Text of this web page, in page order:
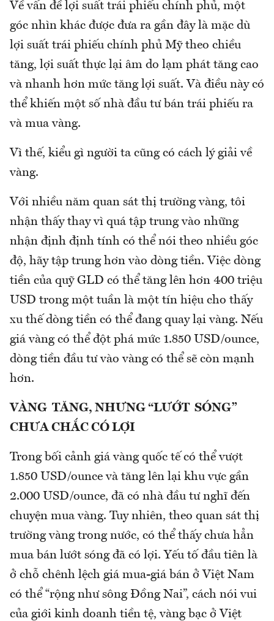
Về vấn đề lợi suất trái phiếu chính phủ, một
góc nhìn khác được đưa ra gần đây là mặc dù
lợi suất trái phiếu chính phủ Mỹ theo chiều
tăng, lợi suất thực lại âm do lạm phát tăng cao
và nhanh hơn mức tăng lợi suất. Và điều này có
thể khiến một số nhà đầu tư bán trái phiếu ra
và mua vàng.
Vì thế, kiểu gì người ta cũng có cách lý giải về
vàng.
Với nhiều năm quan sát thị trường vàng, tôi
nhận thấy thay vì quá tập trung vào những
nhận định định tính có thể nói theo nhiều góc
độ, hãy tập trung hơn vào dòng tiền. Việc dòng
tiền của quỹ GLD có thể tăng lên hơn 400 triệu
USD trong một tuần là một tín hiệu cho thấy
xu thế dòng tiền có thể đang quay lại vàng. Nếu
giá vàng có thể đột phá mức 1.850 USD/ounce,
dòng tiền đầu tư vào vàng có thể sẽ còn mạnh
hơn.
VÀNG TĂNG, NHƯNG “LƯỚT SÓNG”
CHƯA CHẮC CÓ LỢI
Trong bối cảnh giá vàng quốc tế có thể vượt
1.850 USD/ounce và tăng lên lại khu vực gần
2.000 USD/ounce, đã có nhà đầu tư nghĩ đến
chuyện mua vàng. Tuy nhiên, theo quan sát thị
trường vàng trong nước, có thể thấy chưa hẳn
mua bán lướt sóng đã có lợi. Yếu tố đầu tiên là
ở chỗ chênh lệch giá mua-giá bán ở Việt Nam
có thể “rộng như sông Đồng Nai”, cách nói vui
của giới kinh doanh tiền tệ, vàng bạc ở Việt